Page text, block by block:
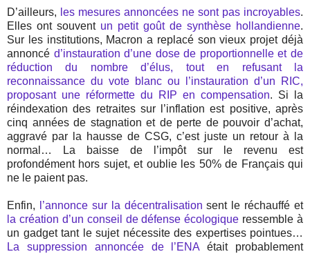
D’ailleurs, les mesures annoncées ne sont pas incroyables.
Elles ont souvent un petit goût de synthèse hollandienne.
Sur les institutions, Macron a replacé son vieux projet déjà
annoncé d’instauration d’une dose de proportionnelle et de
réduction du nombre d’élus, tout en refusant la
reconnaissance du vote blanc ou l’instauration d’un RIC,
proposant une réformette du RIP en compensation. Si la
réindexation des retraites sur l’inflation est positive, après
cinq années de stagnation et de perte de pouvoir d’achat,
aggravé par la hausse de CSG, c’est juste un retour à la
normal… La baisse de l’impôt sur le revenu est
profondément hors sujet, et oublie les 50% de Français qui
ne le paient pas.
Enfin, l’annonce sur la décentralisation sent le réchauffé et
la création d’un conseil de défense écologique ressemble à
un gadget tant le sujet nécessite des expertises pointues…
La suppression annoncée de l’ENA était probablement